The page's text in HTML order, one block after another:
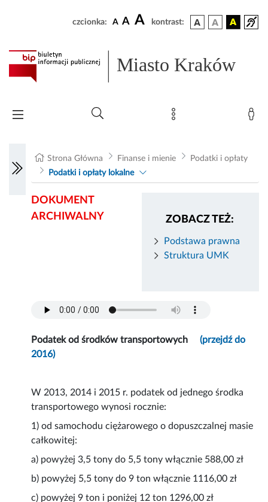
czcionka: A A A kontrast:
Miasto Kraków
Strona Główna Finanse i mienie
Podatki i opłaty
Podatki i opłaty lokalne
ZOBACZ TEŻ:
Podstawa prawna
Struktura UMK
DOKUMENT
ARCHIWALNY
Podatek od środków transportowych(przejdź do
2016)
W 2013, 2014 i 2015 r. podatek od jednego środka
transportowego wynosi rocznie:
1) od samochodu ciężarowego o dopuszczalnej masie
całkowitej:
a) powyżej 3,5 tony do 5,5 tony włącznie 588,00 zł
b) powyżej 5,5 tony do 9 ton włącznie 1116,00 zł
c) powyżej 9 ton i poniżej 12 ton 1296,00 zł